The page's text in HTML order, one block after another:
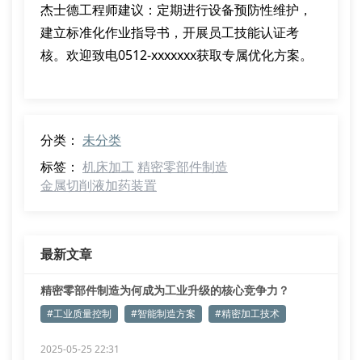
杰士德工程师建议：定期进行设备预防性维护，
建立标准化作业指导书，开展员工技能认证考
核。欢迎致电0512-xxxxxxx获取专属优化方案。
分类： 未分类
标签： 机床加工 精密零部件制造
金属切削液加药装置
最新文章
精密零部件制造为何成为工业升级的核心竞争力？
#工业质量控制 #智能制造方案 #精密加工技术
2025-05-25 22:31